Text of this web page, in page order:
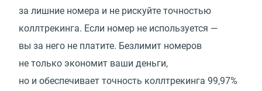
за лишние номера и не рискуйте точностью
коллтрекинга. Если номер не используется —
вы за него не платите. Безлимит номеров
не только экономит ваши деньги,
но и обеспечивает точность коллтрекинга 99,97%